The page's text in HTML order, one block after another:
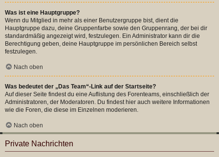
Was ist eine Hauptgruppe?
Wenn du Mitglied in mehr als einer Benutzergruppe bist, dient die
Hauptgruppe dazu, deine Gruppenfarbe sowie den Gruppenrang, der bei dir
standardmäßig angezeigt wird, festzulegen. Ein Administrator kann dir die
Berechtigung geben, deine Hauptgruppe im persönlichen Bereich selbst
festzulegen.
Nach oben
Was bedeutet der „Das Team“-Link auf der Startseite?
Auf dieser Seite findest du eine Auflistung des Forenteams, einschließlich der
Administratoren, der Moderatoren. Du findest hier auch weitere Informationen
wie die Foren, die diese im Einzelnen moderieren.
Nach oben
Private Nachrichten